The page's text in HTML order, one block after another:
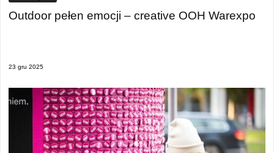
Outdoor pełen emocji – creative OOH Warexpo
23 gru 2025